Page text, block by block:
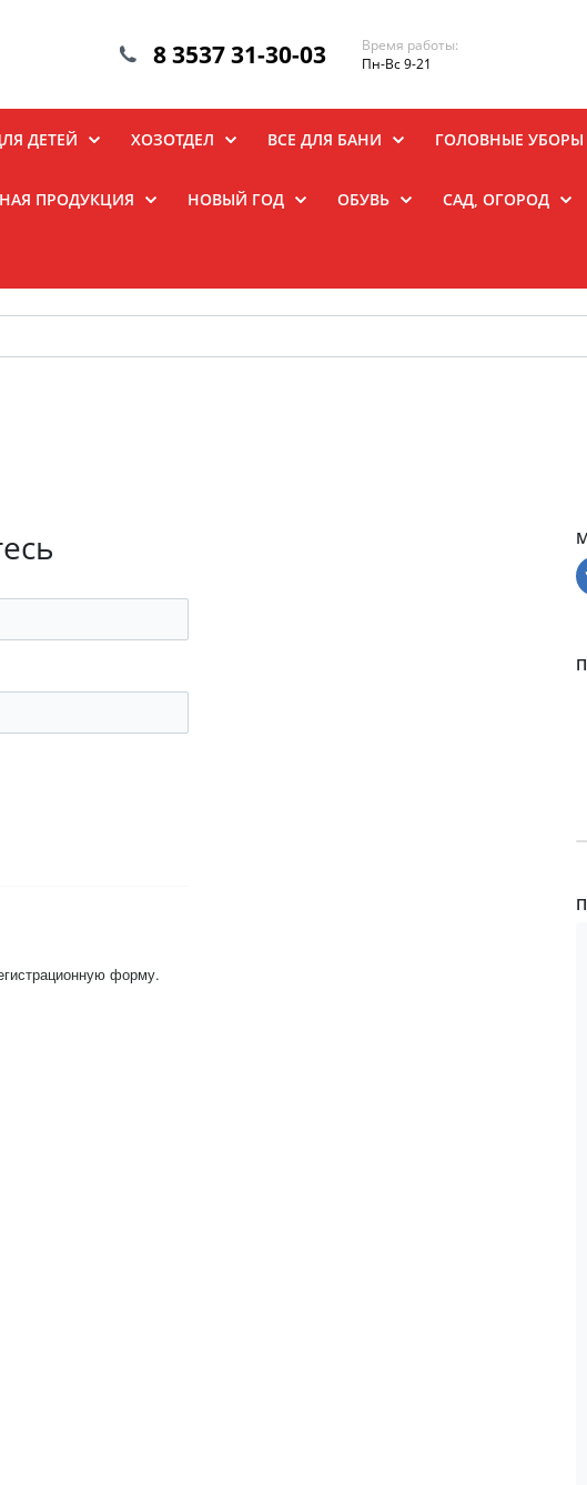
8 3537 31-30-03
Время работы:
Пн-Вс 9-21
ДЕТЕЙ ХОЗОТДЕЛ ВСЕ ДЛЯ БАНИ ГОЛОВНЫЕ УБОРЫ
ПРОДУКЦИЯ НОВЫЙ ГОД ОБУВЬ САД, ОГОРОД
форму.